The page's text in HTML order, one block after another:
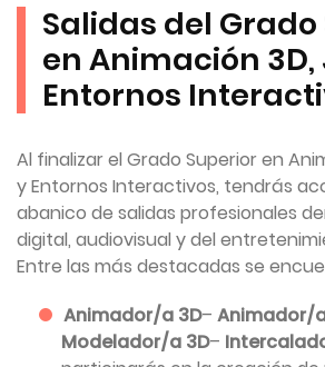
Salidas del
en Animación 3D,
Entornos
Al finalizar el Grado Superior en
y Entornos Interactivos, tendrás
abanico de salidas profesionales
digital, audiovisual y del
Entre las más destacadas se
Animador/a 3D– Animador/
Modelador/a 3D–